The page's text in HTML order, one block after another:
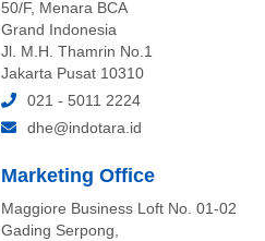
50/F, Menara BCA
Grand Indonesia
Jl. M.H. Thamrin No.1
Jakarta Pusat 10310
021 - 5011 2224
dhe@indotara.id
Marketing Office
Maggiore Business Loft No. 01-02
Gading Serpong,